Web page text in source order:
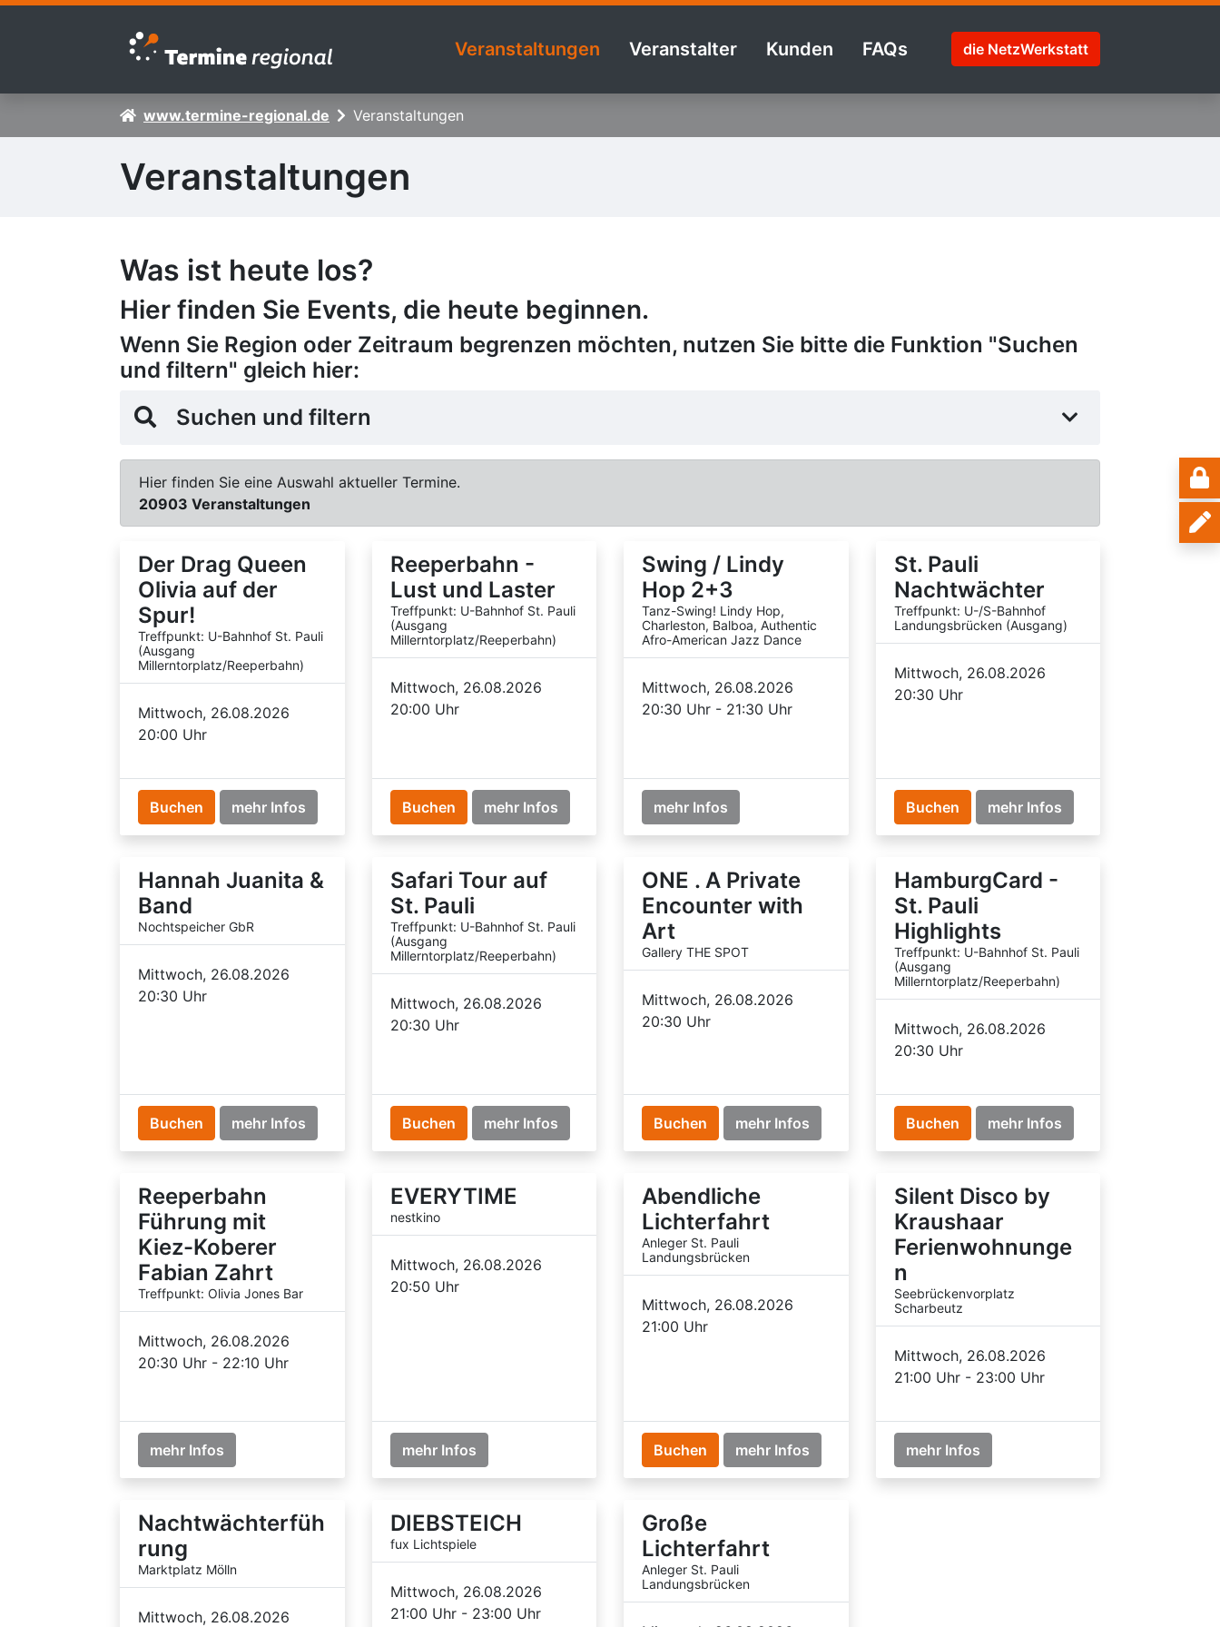
Zur Navigation springen
Zum Inhalt springen
Veranstaltungen Veranstalter Kunden FAQs die NetzWerkstatt
www.termine-regional.de Veranstaltungen
Veranstaltungen
Was ist heute los?
Hier finden Sie Events, die heute beginnen.
Wenn Sie Region oder Zeitraum begrenzen möchten, nutzen Sie bitte die Funktion "Suchen
und filtern" gleich hier:
Suchen und filtern
Hier finden Sie eine Auswahl aktueller Termine.
20903 Veranstaltungen
Der Drag Queen
Olivia auf der
Spur!
Treffpunkt: U-Bahnhof St. Pauli
(Ausgang
Millerntorplatz/Reeperbahn)
Mittwoch, 26.08.2026
20:00 Uhr
Buchen mehr Infos
Reeperbahn -
Lust und Laster
Treffpunkt: U-Bahnhof St. Pauli
(Ausgang
Millerntorplatz/Reeperbahn)
Mittwoch, 26.08.2026
20:00 Uhr
Buchen mehr Infos
Swing / Lindy
Hop 2+3
Tanz-Swing! Lindy Hop,
Charleston, Balboa, Authentic
Afro-American Jazz Dance
Mittwoch, 26.08.2026
20:30 Uhr - 21:30 Uhr
mehr Infos
St. Pauli
Nachtwächter
Treffpunkt: U-/S-Bahnhof
Landungsbrücken (Ausgang)
Mittwoch, 26.08.2026
20:30 Uhr
Buchen mehr Infos
Hannah Juanita &
Band
Nochtspeicher GbR
Mittwoch, 26.08.2026
20:30 Uhr
Buchen mehr Infos
Safari Tour auf
St. Pauli
Treffpunkt: U-Bahnhof St. Pauli
(Ausgang
Millerntorplatz/Reeperbahn)
Mittwoch, 26.08.2026
20:30 Uhr
Buchen mehr Infos
ONE . A Private
Encounter with
Art
Gallery THE SPOT
Mittwoch, 26.08.2026
20:30 Uhr
Buchen mehr Infos
HamburgCard -
St. Pauli
Highlights
Treffpunkt: U-Bahnhof St. Pauli
(Ausgang
Millerntorplatz/Reeperbahn)
Mittwoch, 26.08.2026
20:30 Uhr
Buchen mehr Infos
Reeperbahn
Führung mit
Kiez-Koberer
Fabian Zahrt
Treffpunkt: Olivia Jones Bar
Mittwoch, 26.08.2026
20:30 Uhr - 22:10 Uhr
mehr Infos
EVERYTIME
nestkino
Mittwoch, 26.08.2026
20:50 Uhr
mehr Infos
Abendliche
Lichterfahrt
Anleger St. Pauli
Landungsbrücken
Mittwoch, 26.08.2026
21:00 Uhr
Buchen mehr Infos
Silent Disco by
Kraushaar
Ferienwohnunge
n
Seebrückenvorplatz
Scharbeutz
Mittwoch, 26.08.2026
21:00 Uhr - 23:00 Uhr
mehr Infos
Nachtwächterfüh
rung
Marktplatz Mölln
Mittwoch, 26.08.2026
DIEBSTEICH
fux Lichtspiele
Mittwoch, 26.08.2026
21:00 Uhr - 23:00 Uhr
Große
Lichterfahrt
Anleger St. Pauli
Landungsbrücken